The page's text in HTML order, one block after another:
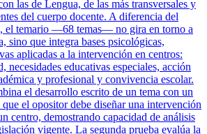
las de Lengua, de las más transversales y
del cuerpo docente. A diferencia del
el temario —68 temas— no gira en torno a
sino que integra bases psicológicas,
aplicadas a la intervención en centros:
necesidades educativas especiales, acción
y profesional y convivencia escolar.
el desarrollo escrito de un tema con un
el opositor debe diseñar una intervención
centro, demostrando capacidad de análisis
vigente. La segunda prueba evalúa la